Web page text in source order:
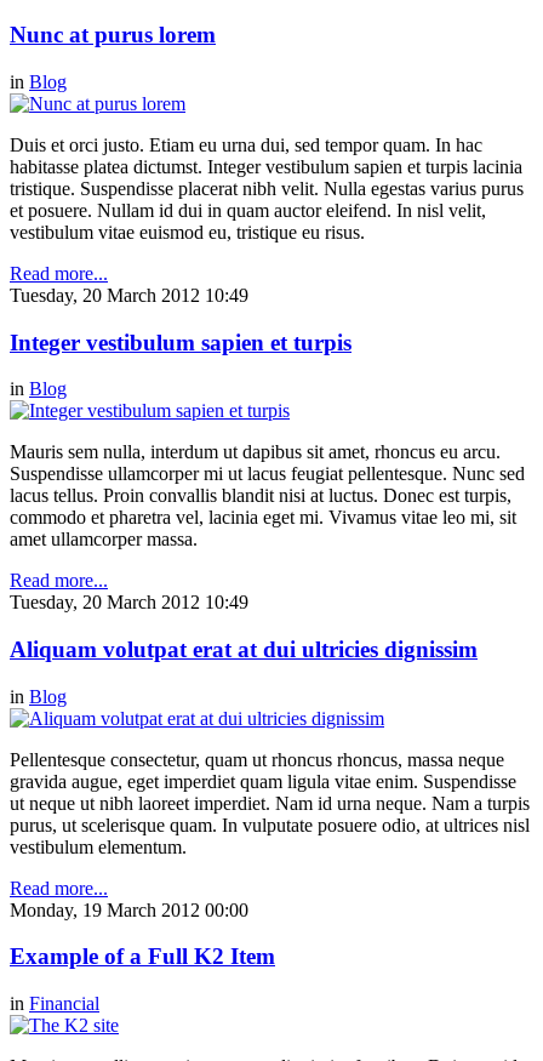
Nunc at purus lorem
in Blog
Duis et orci justo. Etiam eu urna dui, sed tempor quam. In hac
habitasse platea dictumst. Integer vestibulum sapien et turpis lacinia
tristique. Suspendisse placerat nibh velit. Nulla egestas varius purus
et posuere. Nullam id dui in quam auctor eleifend. In nisl velit,
vestibulum vitae euismod eu, tristique eu risus.
Read more...
Tuesday, 20 March 2012 10:49
Integer vestibulum sapien et turpis
in Blog
Mauris sem nulla, interdum ut dapibus sit amet, rhoncus eu arcu.
Suspendisse ullamcorper mi ut lacus feugiat pellentesque. Nunc sed
lacus tellus. Proin convallis blandit nisi at luctus. Donec est turpis,
commodo et pharetra vel, lacinia eget mi. Vivamus vitae leo mi, sit
amet ullamcorper massa.
Read more...
Tuesday, 20 March 2012 10:49
Aliquam volutpat erat at dui ultricies dignissim
in Blog
Pellentesque consectetur, quam ut rhoncus rhoncus, massa neque
gravida augue, eget imperdiet quam ligula vitae enim. Suspendisse
ut neque ut nibh laoreet imperdiet. Nam id urna neque. Nam a turpis
purus, ut scelerisque quam. In vulputate posuere odio, at ultrices nisl
vestibulum elementum.
Read more...
Monday, 19 March 2012 00:00
Example of a Full K2 Item
in Financial